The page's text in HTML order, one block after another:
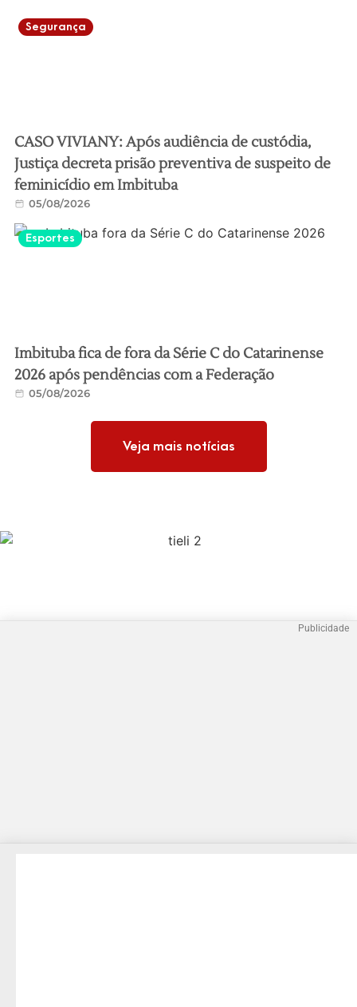
Segurança
CASO VIVIANY: Após audiência de custódia,
Justiça decreta prisão preventiva de suspeito de
feminicídio em Imbituba
05/08/2026
Esportes
Imbituba fica de fora da Série C do Catarinense
2026 após pendências com a Federação
05/08/2026
Veja mais notícias
Publicidade